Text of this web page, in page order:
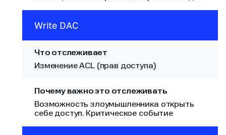
Write DAC
Изменение ACL (прав доступа)
Возможность злоумышленника открыть
себе доступ. Критическое событие